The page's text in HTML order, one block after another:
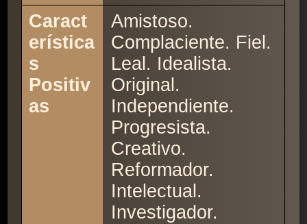
Caract
erística
s
Positiv
as
Amistoso.
Complaciente. Fiel.
Leal. Idealista.
Original.
Independiente.
Progresista.
Creativo.
Reformador.
Intelectual.
Investigador.